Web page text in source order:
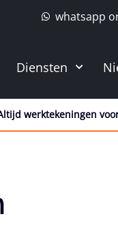
whatsapp
Diensten
werktekeningen